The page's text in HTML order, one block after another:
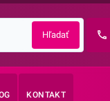
KONTAKT